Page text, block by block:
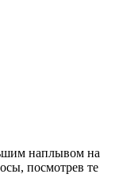
наплывом на
посмотрев те